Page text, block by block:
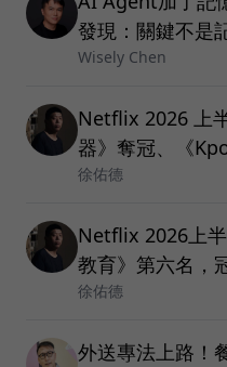
發現：關鍵不是
Wisely Chen
Netflix 2026 上
器》奪冠、《
徐佑德
Netflix 2026上
教育》第六名，
徐佑德
外送專法上路！